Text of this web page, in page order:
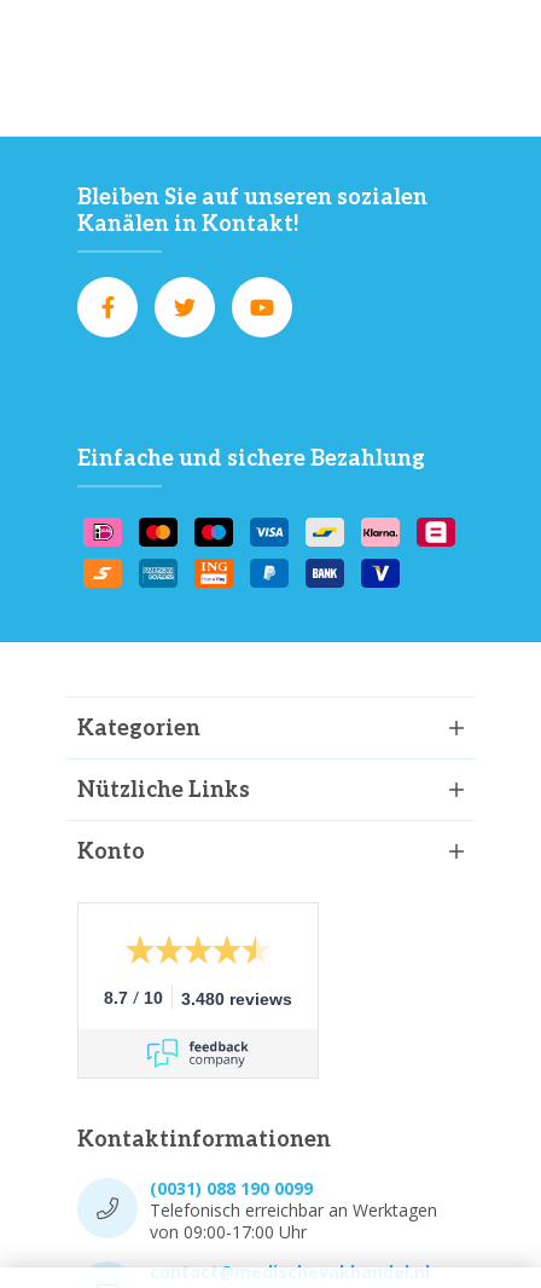
Bleiben Sie auf unseren sozialen
Kanälen in Kontakt!
Einfache und sichere Bezahlung
Kategorien
Nützliche Links
Konto
8.7 / 10 3.480 reviews
Kontaktinformationen
(0031) 088 190 0099
Telefonisch erreichbar an Werktagen
von 09:00-17:00 Uhr
contact@medischevakhandel.nl